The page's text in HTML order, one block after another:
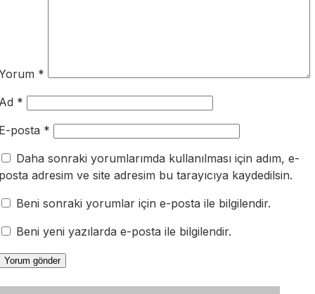
*
*
posta *
Daha sonraki yorumlarımda kullanılması için adım, e-
adresim ve site adresim bu tarayıcıya kaydedilsin.
Beni sonraki yorumlar için e-posta ile bilgilendir.
Beni yeni yazılarda e-posta ile bilgilendir.